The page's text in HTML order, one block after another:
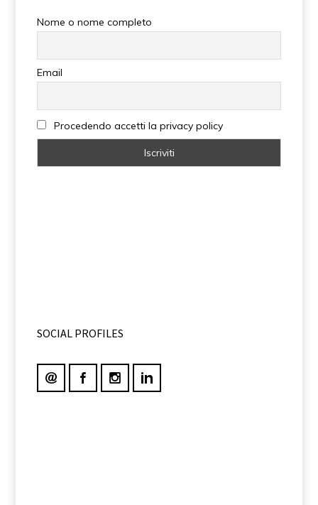
Nome o nome completo
Email
Procedendo accetti la privacy policy
SOCIAL PROFILES